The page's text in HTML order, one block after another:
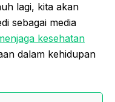
lagi, kita akan
sebagai media
kesehatan
dalam kehidupan